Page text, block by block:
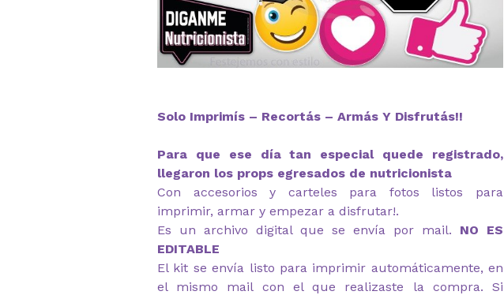
Solo Imprimís – Recortás – Armás Y Disfrutás!!
Para que ese día tan especial quede registrado,
llegaron los props egresados de nutricionista
Con accesorios y carteles para fotos listos para
imprimir, armar y empezar a disfrutar!.
Es un archivo digital que se envía por mail. NO ES
EDITABLE
El kit se envía listo para imprimir automáticamente, en
el mismo mail con el que realizaste la compra. Si